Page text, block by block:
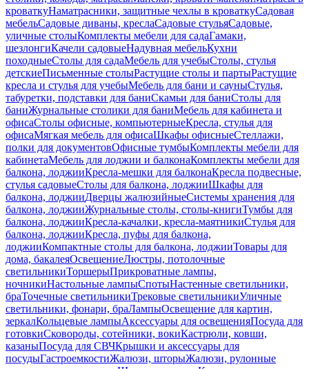
кроваткуНаматрасники, защитные чехлы в кроваткуСадовая
мебельСадовые диваны, креслаСадовые стульяСадовые,
уличные столыКомплекты мебели для садаГамаки,
шезлонгиКачели садовыеНадувная мебельКухни
походныеСтолы для садаМебель для учебыСтолы, стулья
детскиеПисьменные столыРастущие столы и партыРастущие
кресла и стулья для учебыМебель для бани и сауныСтулья,
табуретки, подставки для баниСкамьи для баниСтолы для
баниЖурнальные столики для баниМебель для кабинета и
офисаСтолы офисные, компьютерныеКресла, стулья для
офисаМягкая мебель для офисаШкафы офисныеСтеллажи,
полки для документовОфисные тумбыКомплекты мебели для
кабинетаМебель для лоджии и балконаКомплекты мебели для
балкона, лоджииКресла-мешки для балконаКресла подвесные,
стулья садовыеСтолы для балкона, лоджииШкафы для
балкона, лоджииДверцы жалюзийныеСистемы хранения для
балкона, лоджииЖурнальные столы, столы-книгиТумбы для
балкона, лоджииКресла-качалки, кресла-маятникиСтулья для
балкона, лоджииКресла, пуфы для балкона,
лоджииКомпактные столы для балкона, лоджииТовары для
дома, бакалеяОсвещениеЛюстры, потолочные
светильникиТоршерыПрикроватные лампы,
ночникиНастольные лампыСпотыНастенные светильники,
браТочечные светильникиТрековые светильникиУличные
светильники, фонари, браЛампыОсвещение для картин,
зеркалКольцевые лампыАксессуары для освещенияПосуда для
готовкиСковороды, сотейники, вокиКастрюли, ковши,
казаныПосуда для СВЧКрышки и аксессуары для
посудыГастроемкостиЖалюзи, шторыЖалюзи, рулонные